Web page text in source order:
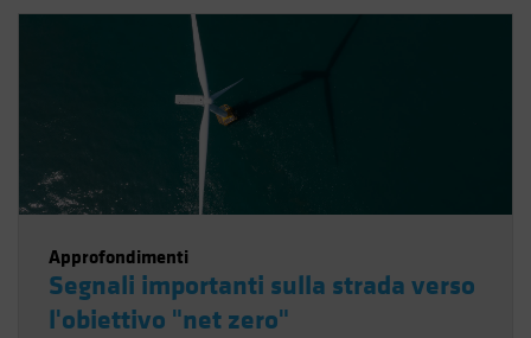
Approfondimenti
Segnali importanti sulla strada verso
l'obiettivo "net zero"